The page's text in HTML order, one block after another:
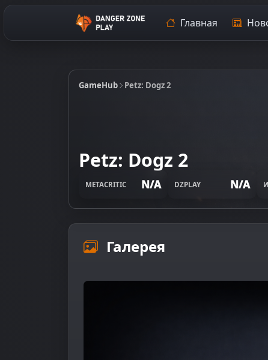
Главная
GameHub Petz: Dogz 2
Petz: Dogz 2
METACRITIC N/A DZPLAY N/A
Галерея